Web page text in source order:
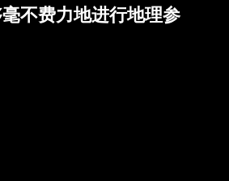
不费力地进行地理参